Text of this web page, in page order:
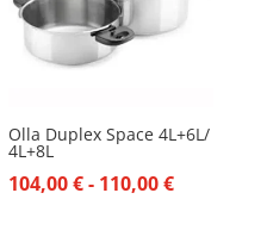
Olla Duplex Space 4L+6L/
4L+8L
104,00€- 110,00€Rango